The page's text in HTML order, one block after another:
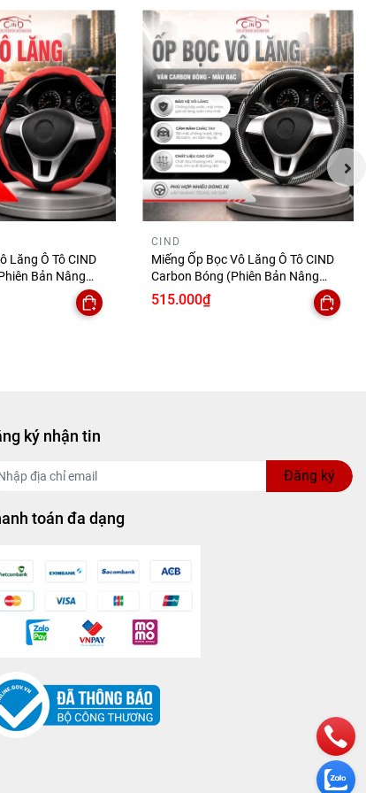
Lăng Ô Tô CIND
Bản Nâng
Sát Tốt Mỏng
Phù Hợp Nhiều
CIND
Miếng Ốp Bọc Vô Lăng Ô Tô CIND
Carbon Bóng (Phiên Bản Nâng
Cấp) Gợn Sóng Mỏng Nhẹ Chống
Trơn Trượt Phù Hợp Nhiều Dòng Xe
515.000₫
ký nhận tin
Đăng ký
toán đa dạng